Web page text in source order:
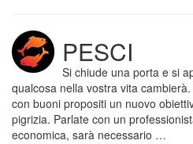
PESCI
Si chiude una porta e si
qualcosa nella vostra vita
con buoni propositi un nuovo
pigrizia. Parlate con un
economica, sarà necessario …